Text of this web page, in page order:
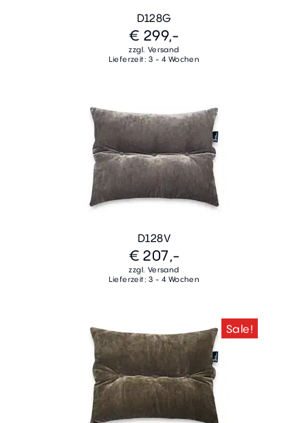
D128G
€ 299,-
zzgl. Versand
Lieferzeit: 3 - 4 Wochen
D128V
€ 207,-
zzgl. Versand
Lieferzeit: 3 - 4 Wochen
Sale!